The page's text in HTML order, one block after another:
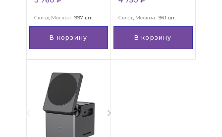
Склад Москва: 997 шт.
В корзину
покрытием Soft
Склад Москва: 941 шт.
В корзину